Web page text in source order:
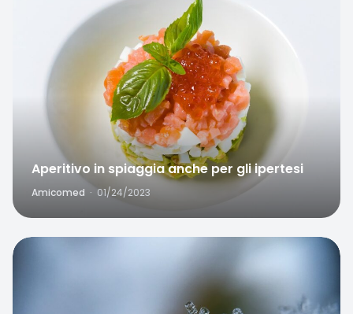
Aperitivo in spiaggia anche per gli ipertesi
Amicomed · 01/24/2023